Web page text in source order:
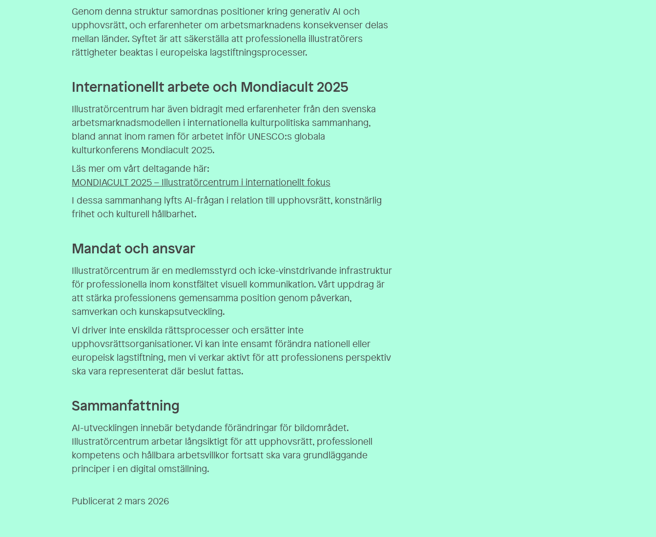
Genom denna struktur samordnas positioner kring generativ AI och
upphovsrätt, och erfarenheter om arbetsmarknadens konsekvenser delas
mellan länder. Syftet är att säkerställa att professionella illustratörers
rättigheter beaktas i europeiska lagstiftningsprocesser.
Internationellt arbete och Mondiacult 2025
Illustratörcentrum har även bidragit med erfarenheter från den svenska
arbetsmarknadsmodellen i internationella kulturpolitiska sammanhang,
bland annat inom ramen för arbetet inför UNESCO:s globala
kulturkonferens Mondiacult 2025.
Läs mer om vårt deltagande här:
MONDIACULT 2025 – Illustratörcentrum i internationellt fokus
I dessa sammanhang lyfts AI-frågan i relation till upphovsrätt, konstnärlig
frihet och kulturell hållbarhet.
Mandat och ansvar
Illustratörcentrum är en medlemsstyrd och icke-vinstdrivande infrastruktur
för professionella inom konstfältet visuell kommunikation. Vårt uppdrag är
att stärka professionens gemensamma position genom påverkan,
samverkan och kunskapsutveckling.
Vi driver inte enskilda rättsprocesser och ersätter inte
upphovsrättsorganisationer. Vi kan inte ensamt förändra nationell eller
europeisk lagstiftning, men vi verkar aktivt för att professionens perspektiv
ska vara representerat där beslut fattas.
Sammanfattning
AI-utvecklingen innebär betydande förändringar för bildområdet.
Illustratörcentrum arbetar långsiktigt för att upphovsrätt, professionell
kompetens och hållbara arbetsvillkor fortsatt ska vara grundläggande
principer i en digital omställning.
Publicerat 2 mars 2026